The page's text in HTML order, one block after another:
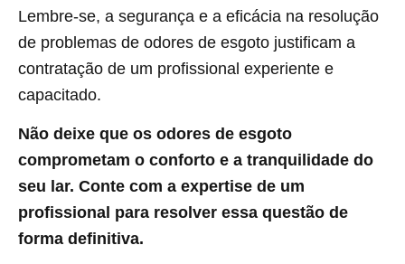
Lembre-se, a segurança e a eficácia na resolução
de problemas de odores de esgoto justificam a
contratação de um profissional experiente e
capacitado.
Não deixe que os odores de esgoto
comprometam o conforto e a tranquilidade do
seu lar. Conte com a expertise de um
profissional para resolver essa questão de
forma definitiva.